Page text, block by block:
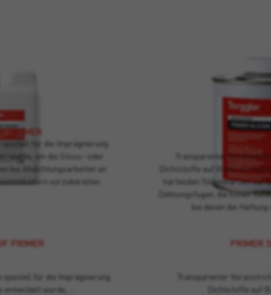
PRIMER
speziell für die Imprägnierung
wurde,…
PRIMER
speziell für die Imprägnierung
wurde, um die Stoss- oder
bei Abdichtungsarbeiten an
vorzubereiten.
PRIMER
Transparenter
Dichtstoffe auf
PRIMER
Transparenter
Dichtstoffe auf Basis von
härtenden Silikonharzen zur
Dehnungsfugen, die hohen
bei denen die Haftung